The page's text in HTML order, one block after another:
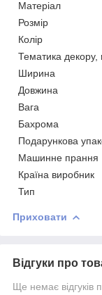
Матеріал
Розмір
Колір
Тематика
Ширина
Довжина
Вага
Бахрома
Подарункова
Машинне прання
Країна виробник
Тип
Приховати
Відгуки про
Ще немає відгуків